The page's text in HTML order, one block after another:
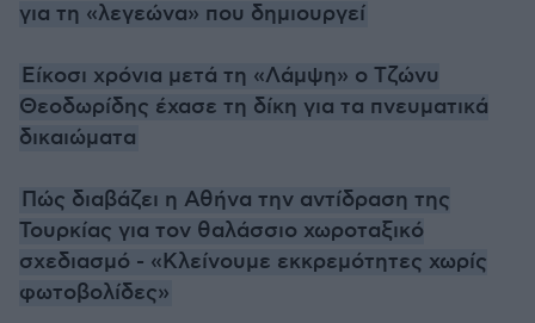
για τη «λεγεώνα» που δημιουργεί
Είκοσι χρόνια μετά τη «Λάμψη» ο Τζώνυ
Θεοδωρίδης έχασε τη δίκη για τα πνευματικά
δικαιώματα
Πώς διαβάζει η Αθήνα την αντίδραση της
Τουρκίας για τον θαλάσσιο χωροταξικό
σχεδιασμό - «Κλείνουμε εκκρεμότητες χωρίς
φωτοβολίδες»